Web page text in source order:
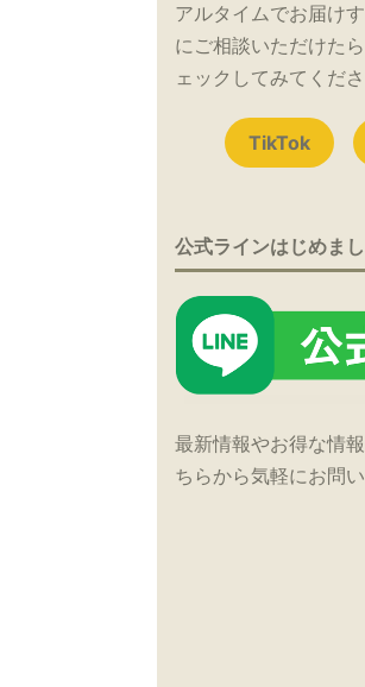
アルタイムでお届け
にご相談いただけた
ェックしてみてくださ
TikTok
公式ラインはじめま
最新情報やお得な情
ちらから気軽にお問